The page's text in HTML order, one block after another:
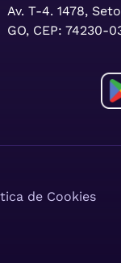
Av. T-4. 1478,
GO, CEP: 74230-
de Cookies